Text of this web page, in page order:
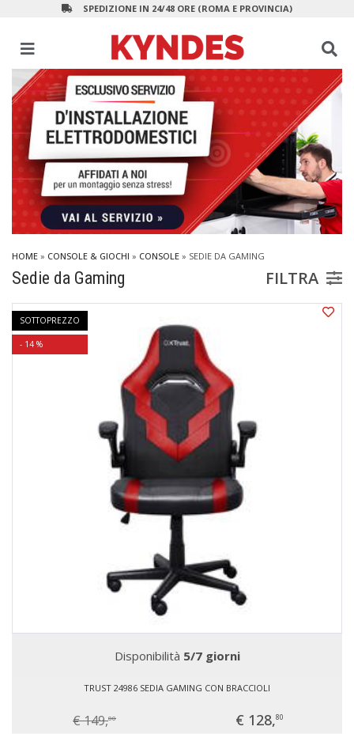
SPEDIZIONE IN 24/48 ORE (ROMA E PROVINCIA)
HOME » CONSOLE & GIOCHI » CONSOLE » SEDIE DA GAMING
Sedie da Gaming FILTRA
SOTTOPREZZO
- 14 %
Disponibilità 5/7 giorni
TRUST 24986 SEDIA GAMING CON BRACCIOLI
€ 149,00 € 128,80